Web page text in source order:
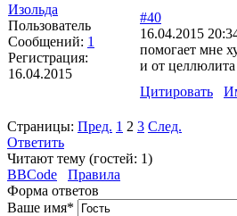
Изольда
Пользователь
Сообщений: 1
Регистрация:
16.04.2015
#40
16.04.2015
помогает мне
и от целлюлита
Цитировать
Страницы: Пред. 1 2 3 След.
Ответить
Читают тему (гостей: 1)
BBCode
Правила
Форма ответов
Ваше имя*